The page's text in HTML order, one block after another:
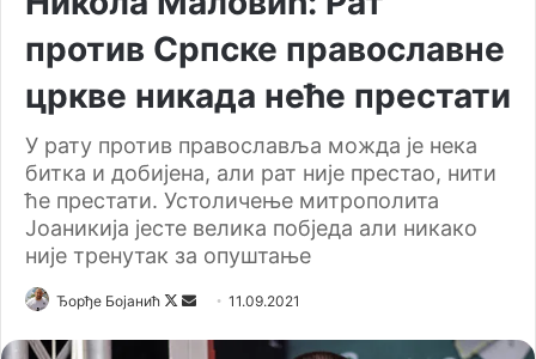
против Српске православне
цркве никада неће престати
У рату против православља можда је нека
битка и добијена, али рат није престао, нити
ће престати. Устоличење митрополита
Јоаникија јесте велика побједа али никако
није тренутак за опуштање
Ђорђе Бојанић
F
11.09.2021